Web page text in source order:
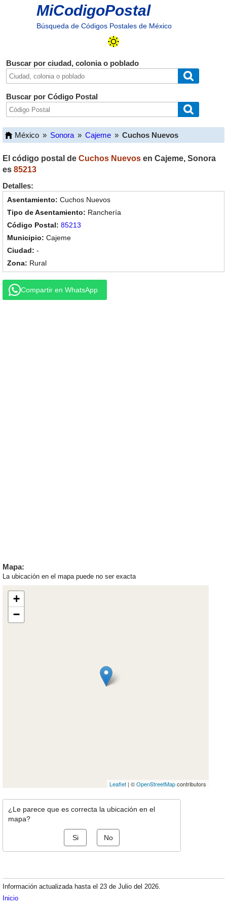
MiCodigoPostal
Búsqueda de Códigos Postales de México
Buscar por ciudad, colonia o poblado
Buscar por Código Postal
México » Sonora » Cajeme » Cuchos Nuevos
El código postal de Cuchos Nuevos en Cajeme, Sonora
es 85213
Detalles:
Cuchos Nuevos
Ranchería
85213
Cajeme
-
Rural
Compartir en WhatsApp
Mapa:
La ubicación en el mapa puede no ser exacta
+
−
Leaflet | ©OpenStreetMapcontributors
¿Le parece que es correcta la ubicación en el
mapa?
Si No
Información actualizada hasta el 23 de Julio del 2026.
Inicio